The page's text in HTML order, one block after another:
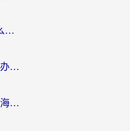
在国外玩QQ飞车需要下载什么加速器呢？海外党亲测有效的国服游戏加速指南
雪糕工厂国外玩延迟很高怎么办？海外玩家国服游戏加速终极攻略（附实测推荐）
打江南百景图加速器哪个好？海外党踩坑N次后，终于找到不卡的秘诀